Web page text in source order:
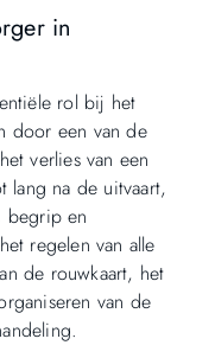
in
rol bij het
door een van de
verlies van een
lang na de uitvaart,
begrip en
regelen van alle
de rouwkaart, het
van de